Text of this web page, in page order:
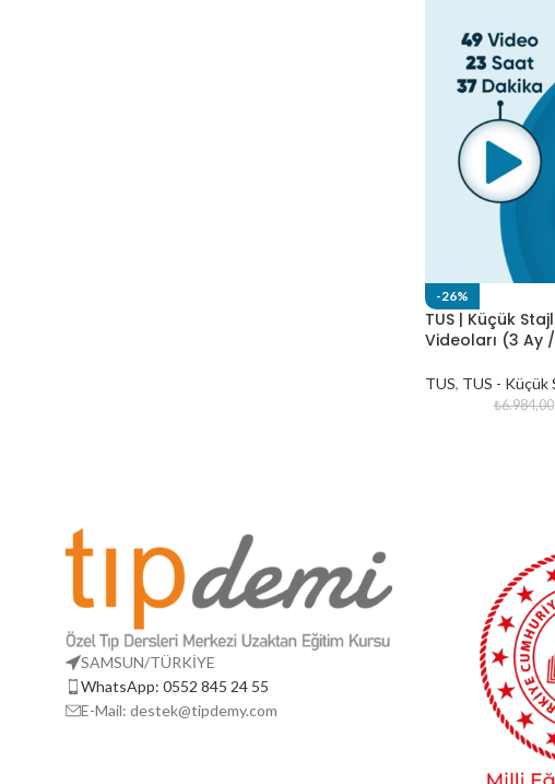
-26%
TUS | Küçük
Videoları (3 Ay
TUS, TUS - Küçük
₺6.984,00
SAMSUN/TÜRKİYE
WhatsApp: 0552 845 24 55
E-Mail: destek@tipdemy.com